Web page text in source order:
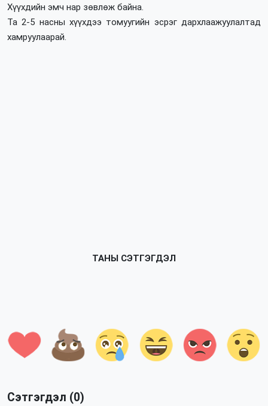
Хүүхдийн эмч нар зөвлөж байна.
Та 2-5 насны хүүхдээ томуугийн эсрэг дархлаажуулалтад
хамруулаарай.
ТАНЫ СЭТГЭГДЭЛ
Сэтгэгдэл (0)